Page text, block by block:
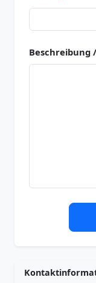
Beschreibung